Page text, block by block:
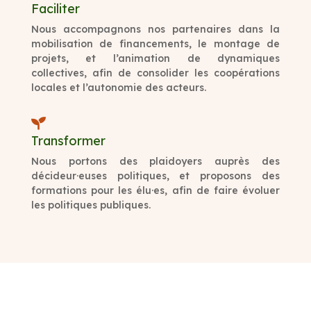
Faciliter
Nous accompagnons nos partenaires dans la
mobilisation de financements, le montage de
projets, et l’animation de dynamiques
collectives, afin de consolider les coopérations
locales et l’autonomie des acteurs.

Transformer
Nous portons des plaidoyers auprès des
décideur·euses politiques, et proposons des
formations pour les élu·es, afin de faire évoluer
les politiques publiques.